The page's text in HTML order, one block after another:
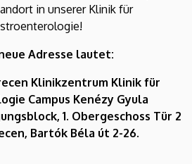
in unserer Klinik für
Adresse lautet:
Klinikzentrum Klinik für
Campus Kenézy Gyula
1. Obergeschoss Tür 2
Bartók Béla út 2-26.